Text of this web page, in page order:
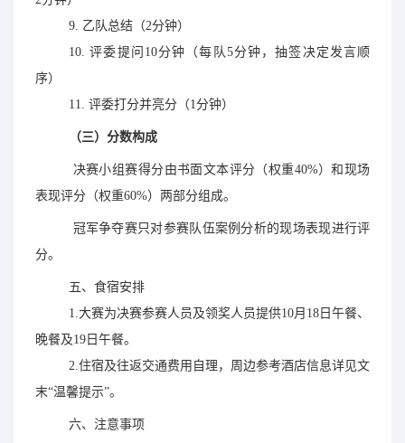
密码
9. 乙队总结（2分钟）
10. 评委提问10分钟（每队5分钟，抽签决定发言顺
序）
11. 评委打分并亮分（1分钟）
（三）分数构成
决赛小组赛得分由书面文本评分（权重40%）和现场
表现评分（权重60%）两部分组成。
冠军争夺赛只对参赛队伍案例分析的现场表现进行评
分。
五、食宿安排
1.大赛为决赛参赛人员及领奖人员提供10月18日午餐、
晚餐及19日午餐。
2.住宿及往返交通费用自理，周边参考酒店信息详见文
末“温馨提示”。
六、注意事项